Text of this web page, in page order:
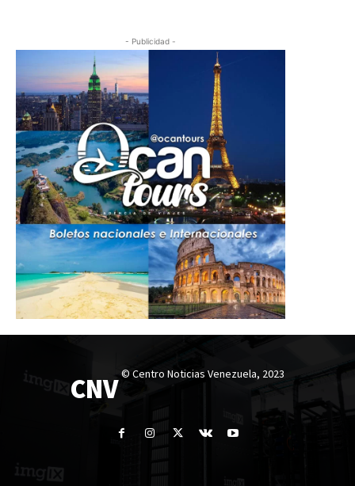
- Publicidad -
CNV © Centro Noticias Venezuela, 2023